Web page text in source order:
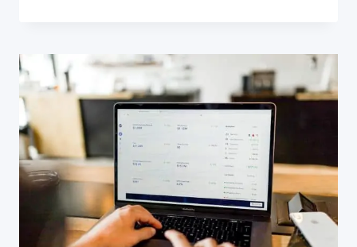
貨
模
式
便
能
百
貨
撘
百
客？
技
巧
新
手
十
大
經
典
錯
誤
如